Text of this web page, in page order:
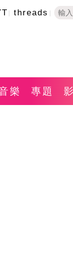
threads
樂 專題